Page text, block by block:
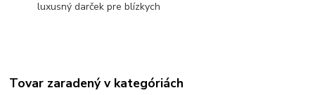
luxusný darček pre blízkych
Tovar zaradený v kategóriách